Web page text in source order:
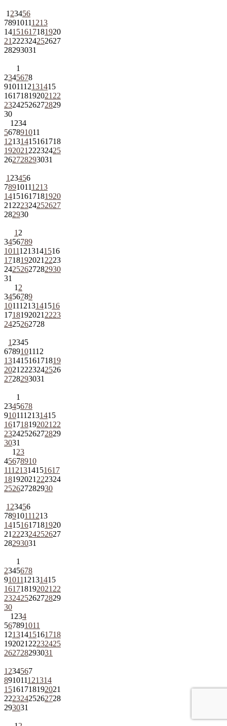
1 23456
78910111213
14151617181920
21 222324252627
28293031
1
2345678
9101112131415
161718192021 22
23242526272829
30
1 234
567891011
12131415161718
192021 22232425
262728293031
1 23456
78910111213
14151617181920
21 222324252627
282930
1 2
3456789
10111213141516
1718192021 2223
24252627282930
31
1 2
3456789
10111213141516
1718192021 2223
2425262728
1 2345
6789101112
13141516171819
2021 2223242526
2728293031
1
2345678
9101112131415
161718192021 22
23242526272829
3031
1 23
45678910
11121314151617
18192021 222324
252627282930
1 23456
78910111213
14151617181920
21 222324252627
28293031
1
2345678
9101112131415
161718192021 22
23242526272829
30
1 234
567891011
12131415161718
192021 22232425
262728293031
1 234567
891011121314
15161718192021
22232425262728
293031